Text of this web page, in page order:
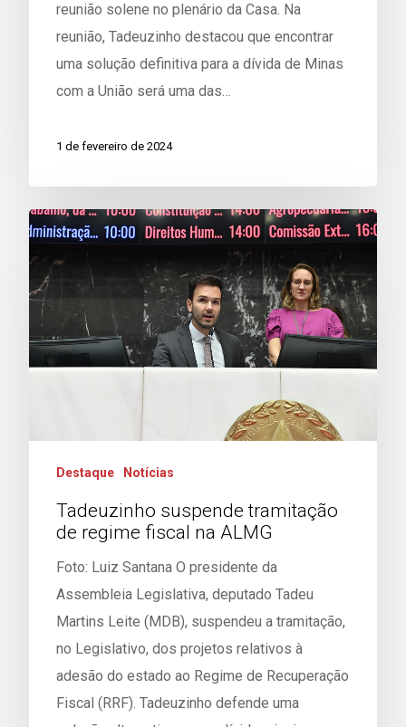
reunião solene no plenário da Casa. Na
reunião, Tadeuzinho destacou que encontrar
uma solução definitiva para a dívida de Minas
com a União será uma das…
1 de fevereiro de 2024
Destaque Notícias
Tadeuzinho suspende tramitação
de regime fiscal na ALMG
Foto: Luiz Santana O presidente da
Assembleia Legislativa, deputado Tadeu
Martins Leite (MDB), suspendeu a tramitação,
no Legislativo, dos projetos relativos à
adesão do estado ao Regime de Recuperação
Fiscal (RRF). Tadeuzinho defende uma